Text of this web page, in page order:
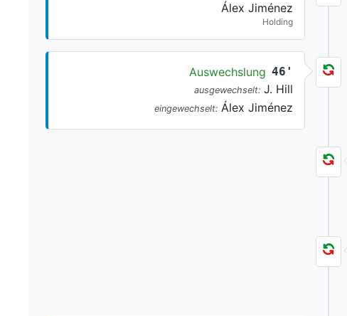
Álex Jiménez
Holding
Auswechslung 46'
ausgewechselt: J. Hill
eingewechselt: Álex Jiménez